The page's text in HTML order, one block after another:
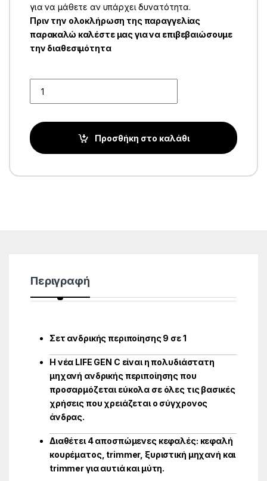
για να μάθετε αν υπάρχει δυνατότητα.
Πριν την ολοκλήρωση της παραγγελίας
παρακαλώ καλέστε μας για να επιβεβαιώσουμε
την διαθεσιμότητα
Προσθήκη στο καλάθι
Περιγραφή
Σετ ανδρικής περιποίησης 9 σε 1
Η νέα LIFE GEN C είναι η πολυδιάστατη
μηχανή ανδρικής περιποίησης που
προσαρμόζεται εύκολα σε όλες τις βασικές
χρήσεις που χρειάζεται ο σύγχρονος
άνδρας.
Διαθέτει 4 αποσπώμενες κεφαλές: κεφαλή
κουρέματος, trimmer, ξυριστική μηχανή και
trimmer για αυτιά και μύτη.